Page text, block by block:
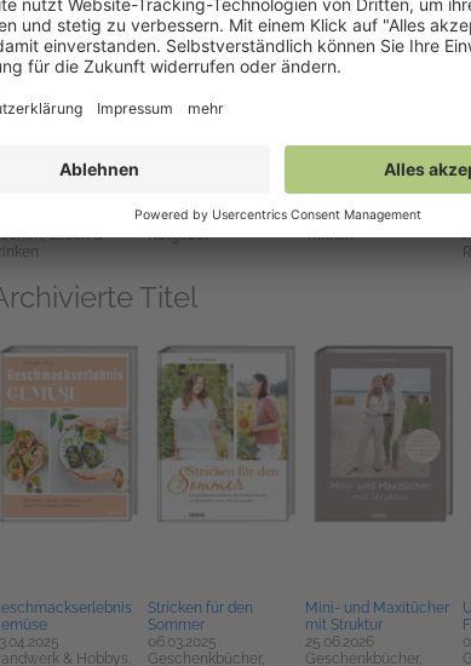
Familienkochbuch
Essen &
Handwerk & Hobbys,
Ratgeber
Pubs & Potatoes
Kochen, Essen &
Trinken
Titel
& Hobbys,
Stricken für den
Sommer
06.03.2025
Geschenkbücher,
Mini- und Maxitücher
mit Struktur
25.06.2026
Geschenkbücher,